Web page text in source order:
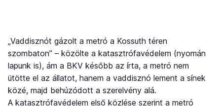
„Vaddisznót gázolt a metró a Kossuth téren
szombaton” – közölte a katasztrófavédelem (nyomán
lapunk is), ám a BKV később az írta, a metró nem
ütötte el az állatot, hanem a vaddisznó lement a sínek
közé, majd behúzódott a szerelvény alá.
A katasztrófavédelem első közlése szerint a metró